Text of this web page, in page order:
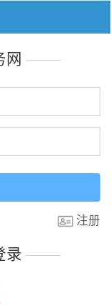
网
注册
录